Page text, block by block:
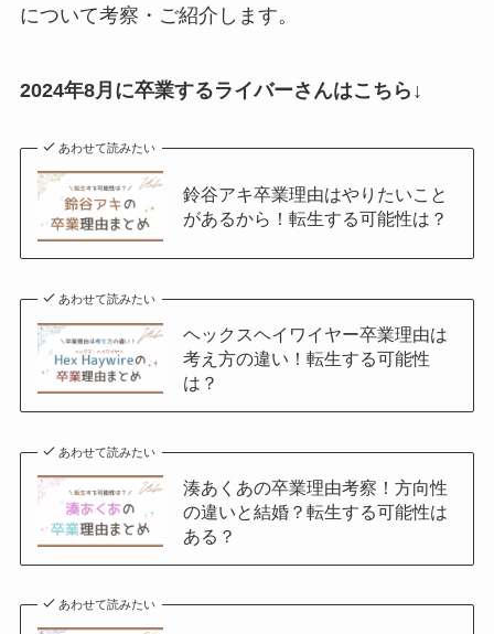
について考察・ご紹介します。
2024年8月に卒業するライバーさんはこちら↓
あわせて読みたい
鈴谷アキ卒業理由はやりたいこと
があるから！転生する可能性は？
あわせて読みたい
ヘックスヘイワイヤー卒業理由は
考え方の違い！転生する可能性
は？
あわせて読みたい
湊あくあの卒業理由考察！方向性
の違いと結婚？転生する可能性は
ある？
あわせて読みたい